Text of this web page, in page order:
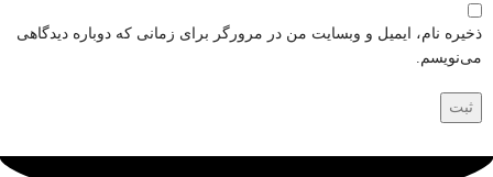
ذخیره نام، ایمیل و وبسایت من در مرورگر برای زمانی که دوباره دیدگاهی
می‌نویسم.